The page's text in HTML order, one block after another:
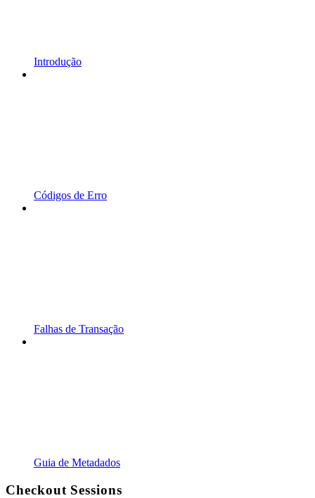
Introdução
Códigos de Erro
Falhas de Transação
Guia de Metadados
Checkout Sessions